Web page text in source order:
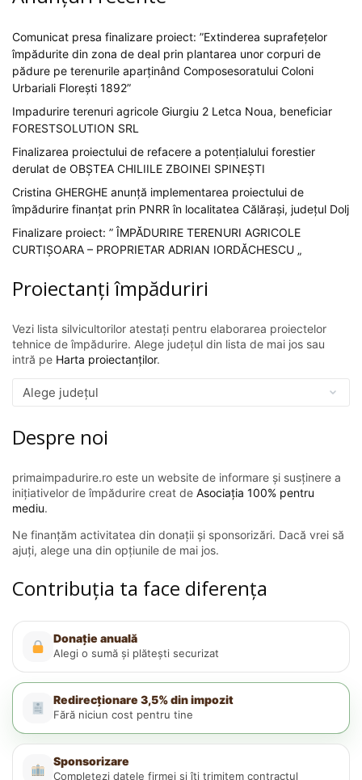
Comunicat presa finalizare proiect: ”Extinderea suprafețelor
împădurite din zona de deal prin plantarea unor corpuri de
pădure pe terenurile aparținând Composesoratului Coloni
Urbariali Florești 1892”
Impadurire terenuri agricole Giurgiu 2 Letca Noua, beneficiar
FORESTSOLUTION SRL
Finalizarea proiectului de refacere a potențialului forestier
derulat de OBȘTEA CHILIILE ZBOINEI SPINEȘTI
Cristina GHERGHE anunță implementarea proiectului de
împădurire finanțat prin PNRR în localitatea Călărași, județul Dolj
Finalizare proiect: ” ÎMPĂDURIRE TERENURI AGRICOLE
CURTIȘOARA – PROPRIETAR ADRIAN IORDĂCHESCU „
Proiectanți împăduriri
Vezi lista silvicultorilor atestați pentru elaborarea proiectelor
tehnice de împădurire. Alege județul din lista de mai jos sau
intră pe Harta proiectanților.
Despre noi
primaimpadurire.ro este un website de informare și susținere a
inițiativelor de împădurire creat de Asociația 100% pentru
mediu.
Ne finanțăm activitatea din donații și sponsorizări. Dacă vrei să
ajuți, alege una din opțiunile de mai jos.
Contribuția ta face diferența
Donație anuală
Alegi o sumă și plătești securizat
Redirecționare 3,5% din impozit
Fără niciun cost pentru tine
Sponsorizare
Completezi datele firmei și îți trimitem contractul